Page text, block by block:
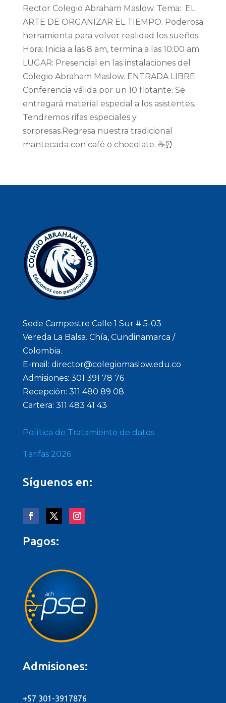
Rector Colegio Abraham Maslow. Tema: EL
ARTE DE ORGANIZAR EL TIEMPO. Poderosa
herramienta para volver realidad los sueños.
Hora: Inicia a las 8 am, termina a las 10:00 am.
LUGAR: Presencial en las instalaciones del
Colegio Abraham Maslow. ENTRADA LIBRE.
Conferencia válida por un 10 flotante. Se
entregará material especial a los asistentes.
Tendremos rifas especiales y
sorpresas.Regresa nuestra tradicional
mantecada con café o chocolate. ☕⏰
Sede Campestre Calle 1 Sur # 5-03
Vereda La Balsa. Chía, Cundinamarca /
Colombia.
E-mail: director@colegiomaslow.edu.co
Admisiones: 301 391 78 76
Recepción: 311 480 89 08
Cartera: 311 483 41 43
Política de Tratamiento de datos
Tarifas 2026
Síguenos en:
Pagos:
Admisiones:
+57 301-3917876